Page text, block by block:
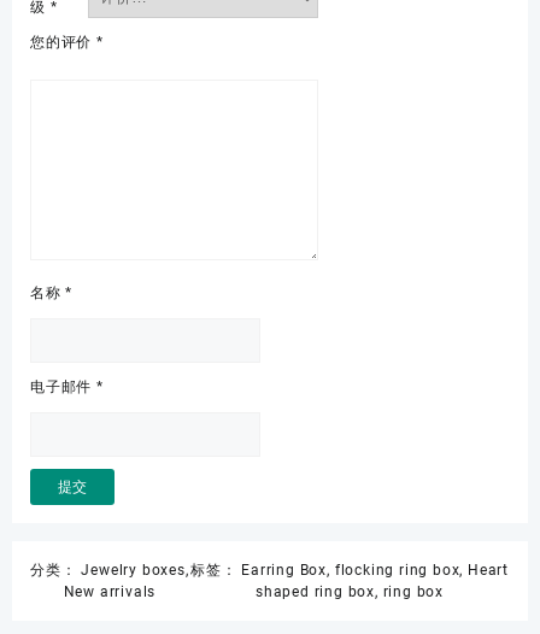
级 *
您的评价 *
名称*
电子邮件 *
分类：Jewelry boxes,
New arrivals
标签： Earring Box, flocking ring box, Heart
shaped ring box, ring box